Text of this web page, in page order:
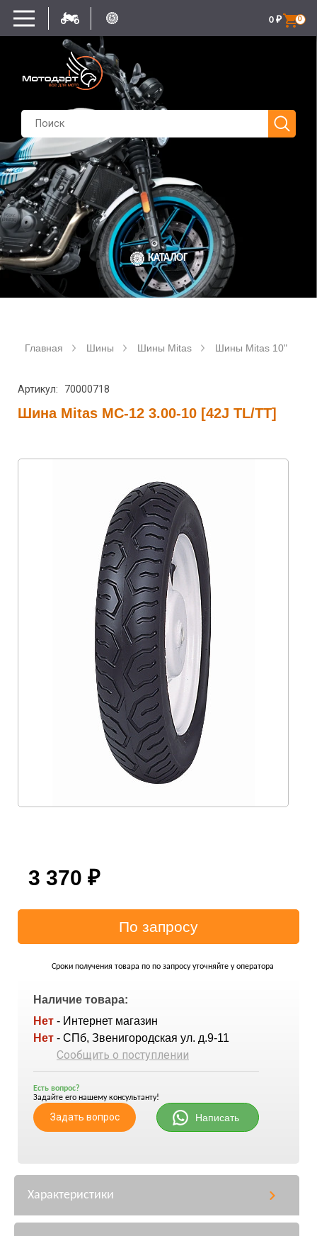
0
0 ₽
КАТАЛОГ
Главная Шины Шины Mitas Шины Mitas 10"
Артикул: 70000718
Шина Mitas MC-12 3.00-10 [42J TL/TT]
3 370 ₽
Сроки получения товара по по запросу уточняйте у оператора
Наличие товара:
Нет - Интернет магазин
Нет - СПб, Звенигородская ул. д.9-11
Сообщить о поступлении
Есть вопрос?
Задайте его нашему консультанту!
Задать вопрос Написать
Характеристики